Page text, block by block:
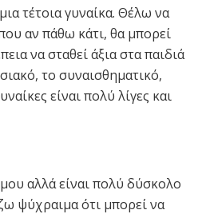
τέτοια γυναίκα. Θέλω να
αν πάθω κάτι, θα μπορεί
να σταθεί άξια στα παιδιά
το συναισθηματικό,
είναι πολύ λίγες και
αλλά είναι πολύ δύσκολο
ψύχραιμα ότι μπορεί να